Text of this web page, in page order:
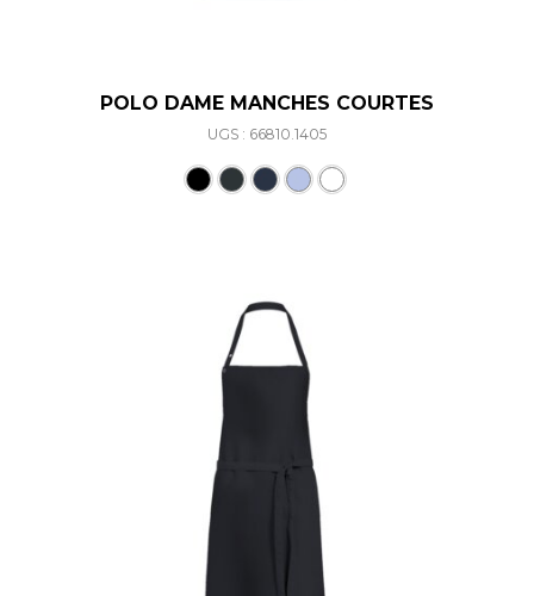
POLO DAME MANCHES COURTES
UGS : 66810.1405